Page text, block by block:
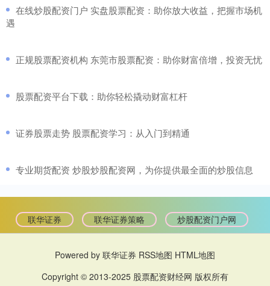
​在线炒股配资门户 实盘股票配资：助你放大收益，把握市场机
遇
​正规股票配资机构 东莞市股票配资：助你财富倍增，投资无忧
​股票配资平台下载：助你轻松撬动财富杠杆
​证券股票走势 股票配资学习：从入门到精通
​专业期货配资 炒股炒股配资网，为你提供最全面的炒股信息
联华证券 联华证券策略 炒股配资门户网
Powered by 联华证券 RSS地图 HTML地图
Copyright © 2013-2025 股票配资财经网 版权所有